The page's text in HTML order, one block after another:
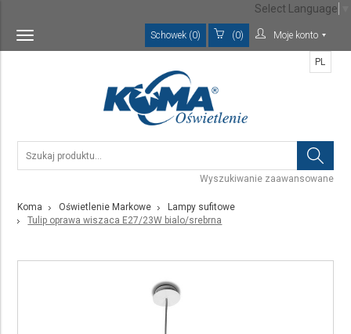
Toggle
navigation
Schowek (0) (0) Moje konto
Wyszukiwanie zaawansowane
PL
Koma Oświetlenie Markowe
Lampy sufitowe
Tulip oprawa wiszaca E27/23W bialo/srebrna
Select Language